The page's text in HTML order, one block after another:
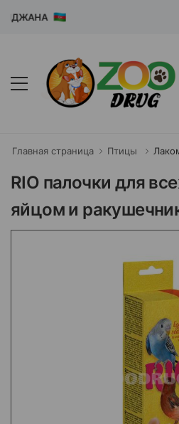
Главная страница Птицы
RIO палочки для
яйцом и